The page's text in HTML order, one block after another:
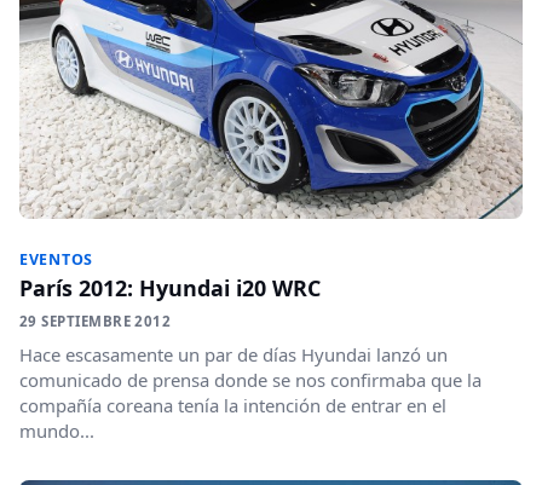
EVENTOS
París 2012: Hyundai i20 WRC
29 SEPTIEMBRE 2012
Hace escasamente un par de días Hyundai lanzó un
comunicado de prensa donde se nos confirmaba que la
compañía coreana tenía la intención de entrar en el
mundo...